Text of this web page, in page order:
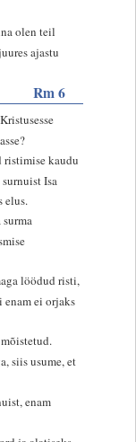
olen teil
ajastu
Rm 6
ristimise kaudu
Isa
elus.
löödud risti,
enam ei orjaks
siis usume, et
enam